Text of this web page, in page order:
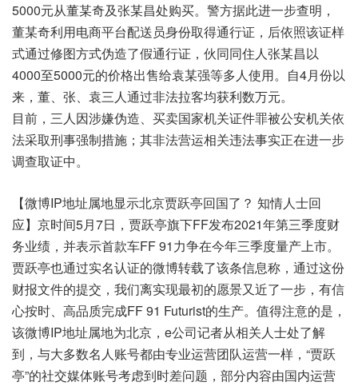
5000元从董某奇及张某昌处购买。警方据此进一步查明，
董某奇利用电商平台配送员身份取得通行证，后依照该证样
式通过修图方式伪造了假通行证，伙同同住人张某昌以
4000至5000元的价格出售给袁某强等多人使用。自4月份以
来，董、张、袁三人通过非法拉客均获利数万元。
目前，三人因涉嫌伪造、买卖国家机关证件罪被公安机关依
法采取刑事强制措施；其非法营运相关违法事实正在进一步
调查取证中。
【微博IP地址属地显示北京贾跃亭回国了？ 知情人士回
应】京时间5月7日，贾跃亭旗下FF发布2021年第三季度财
务业绩，并表示首款车FF 91力争在今年三季度量产上市。
贾跃亭也通过实名认证的微博转载了该条信息称，通过这份
财报文件的提交，我们离实现最初的愿景又近了一步，有信
心按时、高品质完成FF 91 Futurist的生产。值得注意的是，
该微博IP地址属地为北京，e公司记者从相关人士处了解
到，与大多数名人账号都由专业运营团队运营一样，“贾跃
亭”的社交媒体账号考虑到时差问题，部分内容由国内运营